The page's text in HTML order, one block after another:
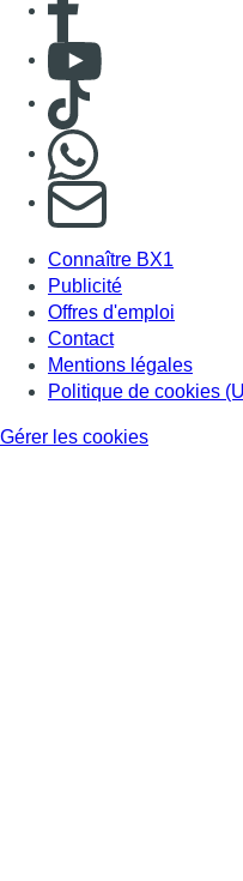
Consulter
Consulter TikTok
S'abonner à
Connaître BX1
Publicité
Offres d'emploi
Contact
Mentions légales
Politique de cookies
Gérer les cookies